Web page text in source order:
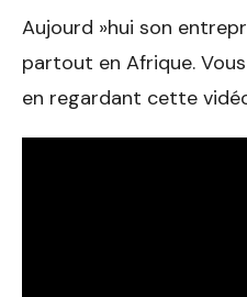
Aujourd »hui son
partout en Afrique.
en regardant cette